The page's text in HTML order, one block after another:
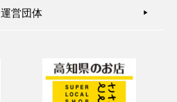
運営団体 ▶︎